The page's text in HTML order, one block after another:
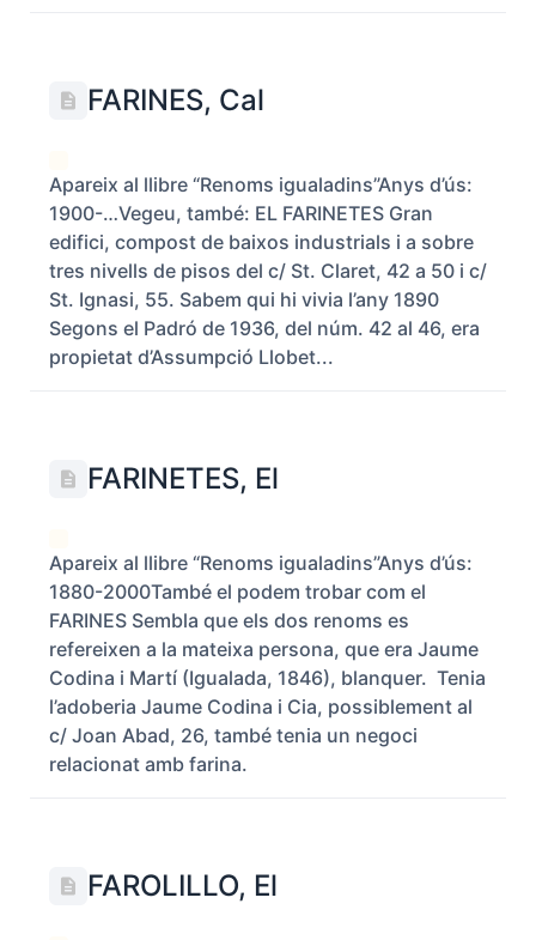
FARINES, Cal
Apareix al llibre “Renoms igualadins”Anys d’ús:
1900-…Vegeu, també: EL FARINETES Gran
edifici, compost de baixos industrials i a sobre
tres nivells de pisos del c/ St. Claret, 42 a 50 i c/
St. Ignasi, 55. Sabem qui hi vivia l’any 1890
Segons el Padró de 1936, del núm. 42 al 46, era
propietat d’Assumpció Llobet...
FARINETES, El
Apareix al llibre “Renoms igualadins”Anys d’ús:
1880-2000També el podem trobar com el
FARINES Sembla que els dos renoms es
refereixen a la mateixa persona, que era Jaume
Codina i Martí (Igualada, 1846), blanquer. Tenia
l’adoberia Jaume Codina i Cia, possiblement al
c/ Joan Abad, 26, també tenia un negoci
relacionat amb farina.
FAROLILLO, El